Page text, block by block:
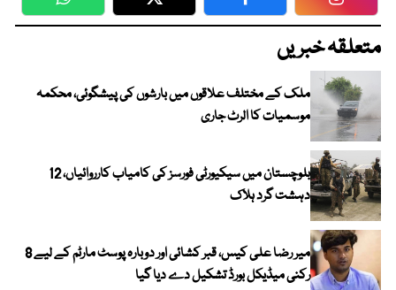
WhatsApp Twitter Facebook
متعلقہ خبریں
ملک کے مختلف علاقوں میں بارشوں کی پیشگوئی، محکمہ
موسمیات کا الرٹ جاری
بلوچستان میں سیکیورٹی فورسز کی کامیاب کارروائیاں، 12
دہشت گرد ہلاک
میر رضا علی کیس، قبر کشائی اور دوبارہ پوسٹ مارٹم کے لیے 8
رکنی میڈیکل بورڈ تشکیل دے دیا گیا